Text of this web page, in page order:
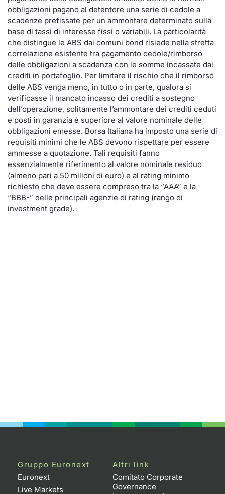
obbligazioni pagano al detentore una serie di cedole a
scadenze prefissate per un ammontare determinato sulla
base di tassi di interesse fissi o variabili. La particolarità
che distingue le ABS dai comuni bond risiede nella stretta
correlazione esistente tra pagamento cedole/rimborso
delle obbligazioni a scadenza con le somme incassate dai
crediti in portafoglio. Per limitare il rischio che il rimborso
delle ABS venga meno, in tutto o in parte, qualora si
verificasse il mancato incasso dei crediti a sostegno
dell’operazione, solitamente l’ammontare dei crediti ceduti
e posti in garanzia è superiore al valore nominale delle
obbligazioni emesse. Borsa Italiana ha imposto una serie di
requisiti minimi che le ABS devono rispettare per essere
ammesse a quotazione. Tali requisiti fanno
essenzialmente riferimento al valore nominale residuo
(almeno pari a 50 milioni di euro) e al rating minimo
richiesto che deve essere compreso tra la “AAA” e la
“BBB-” delle principali agenzie di rating (rango di
investment grade).
Gruppo Euronext
Euronext
Live Markets
Altri link
Comitato Corporate
Governance